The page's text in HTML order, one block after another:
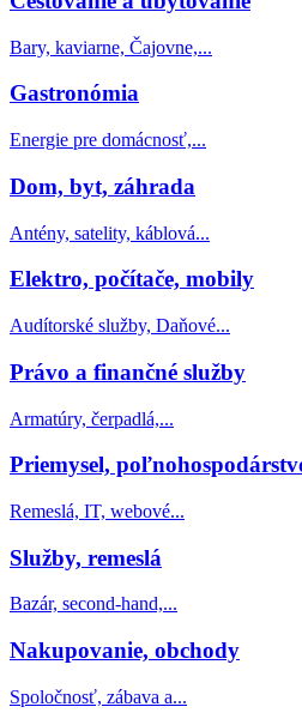
Bary, kaviarne, Čajovne,...
Gastronómia
Energie pre domácnosť,...
Dom, byt, záhrada
Antény, satelity, káblová...
Elektro, počítače, mobily
Audítorské služby, Daňové...
Právo a finančné služby
Armatúry, čerpadlá,...
Priemysel,
Remeslá, IT, webové...
Služby, remeslá
Bazár, second-hand,...
Nakupovanie, obchody
Spoločnosť, zábava a...